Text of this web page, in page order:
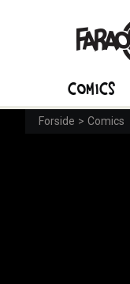
Forside > Comics
Comics